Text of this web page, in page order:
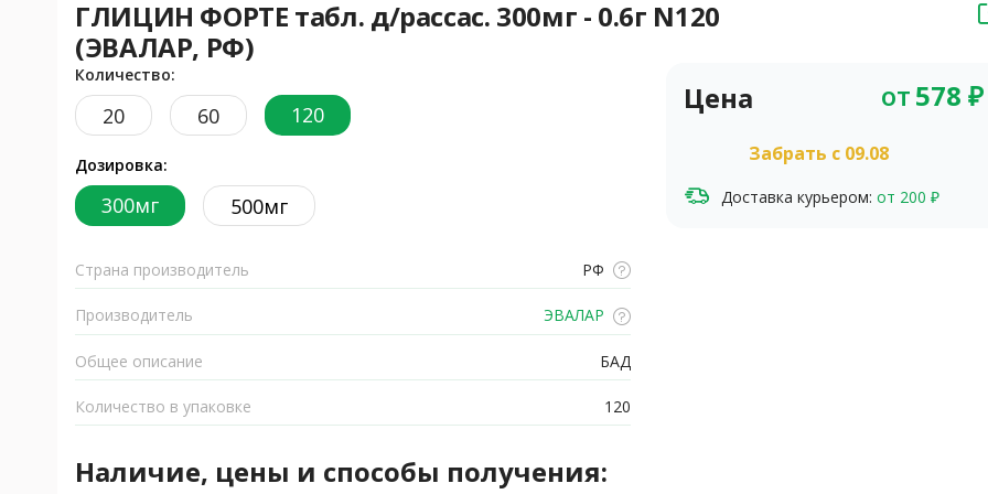
ГЛИЦИН ФОРТЕ табл. д/рассас. 300мг - 0.6г N120
(ЭВАЛАР, РФ)
Количество:
20 60 120
Дозировка:
300мг 500мг
Страна производитель РФ
Производитель ЭВАЛАР
Общее описание БАД
Количество в упаковке 120
Наличие, цены и способы получения:
Цена от578 ₽
Забрать c 09.08
Доставка курьером: от 200 ₽